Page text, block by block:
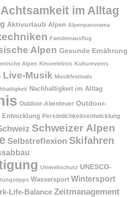
Achtsamkeit im Alltag
Aktivurlaub Alpen Alpenpanorama
Familienausflug
Alpen Gesunde Ernährung
Alpen Kinoerlebnis Kulturevents
Live-Musik Musikfestivals
Nachhaltigkeit im Alltag
Outdoor-Abenteuer Outdoor-
Entwicklung Persönlichkeitsentwicklung
Schweizer Alpen
Selbstreflexion Skifahren
Umweltschutz UNESCO-
Wassersport Wintersport
Life-Balance Zeitmanagement